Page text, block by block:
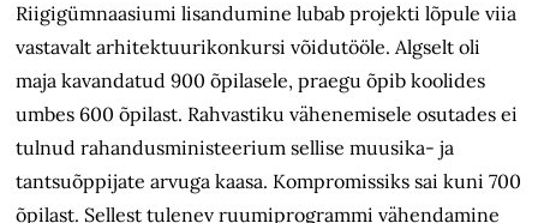
Riigigümnaasiumi lisandumine lubab projekti lõpule viia
vastavalt arhi­tektuuri­konkursi võidutööle. Algselt oli
maja kavandatud 900 õpilasele, praegu õpib koolides
umbes 600 õpilast. Rahvastiku vähenemisele osutades ei
tulnud rahandusministeerium sellise muusika- ja
tantsuõppijate arvuga kaasa. Kompromissiks sai kuni 700
õpilast. Sellest tulenev ruumiprogrammi vähendamine